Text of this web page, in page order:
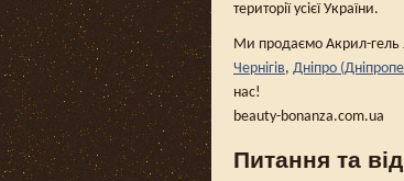
території усієї України.
Ми продаємо Акрил-гель
Чернігів, Дніпро
нас!
beauty-bonanza.com.ua
Питання та